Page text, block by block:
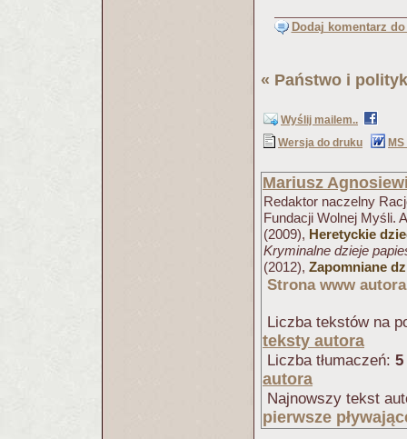
Dodaj komentarz
« Państwo i
Wyślij mailem..
Wersja do druku
Mariusz
Redaktor naczelny
Fundacji Wolnej Myśli.
(2009), Heretyckie
Kryminalne dzieje
(2012), Zapomniane
Strona www autora
Liczba tekstów na
teksty autora
Liczba tłumaczeń: 5
autora
Najnowszy tekst
pierwsze